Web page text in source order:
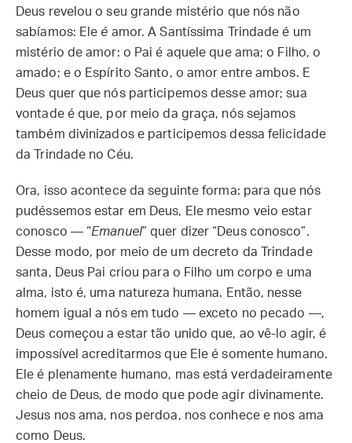
Deus revelou o seu grande mistério que nós não
sabíamos: Ele é amor. A Santíssima Trindade é um
mistério de amor: o Pai é aquele que ama; o Filho, o
amado; e o Espírito Santo, o amor entre ambos. E
Deus quer que nós participemos desse amor; sua
vontade é que, por meio da graça, nós sejamos
também divinizados e participemos dessa felicidade
da Trindade no Céu.
Ora, isso acontece da seguinte forma: para que nós
pudéssemos estar em Deus, Ele mesmo veio estar
conosco — “Emanuel” quer dizer “Deus conosco”.
Desse modo, por meio de um decreto da Trindade
santa, Deus Pai criou para o Filho um corpo e uma
alma, isto é, uma natureza humana. Então, nesse
homem igual a nós em tudo — exceto no pecado —,
Deus começou a estar tão unido que, ao vê-lo agir, é
impossível acreditarmos que Ele é somente humano.
Ele é plenamente humano, mas está verdadeiramente
cheio de Deus, de modo que pode agir divinamente.
Jesus nos ama, nos perdoa, nos conhece e nos ama
como Deus.